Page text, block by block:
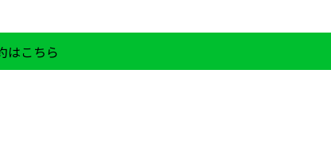
はこちら